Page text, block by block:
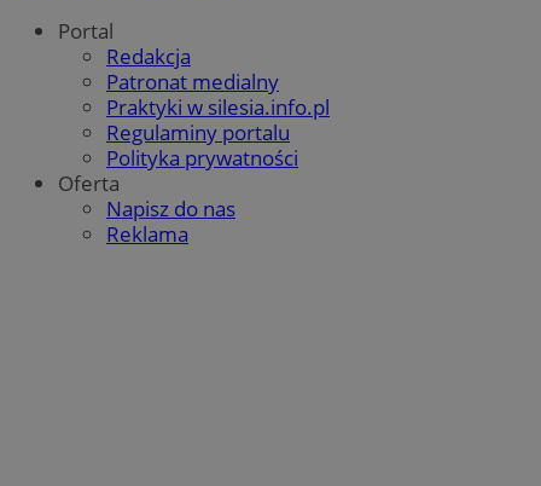
Portal
Redakcja
Patronat medialny
Praktyki w silesia.info.pl
Regulaminy portalu
Polityka prywatności
Oferta
Napisz do nas
Reklama